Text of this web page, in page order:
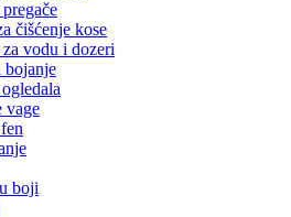
čišćenje kose
vodu i dozeri
bojanje
vage
boji